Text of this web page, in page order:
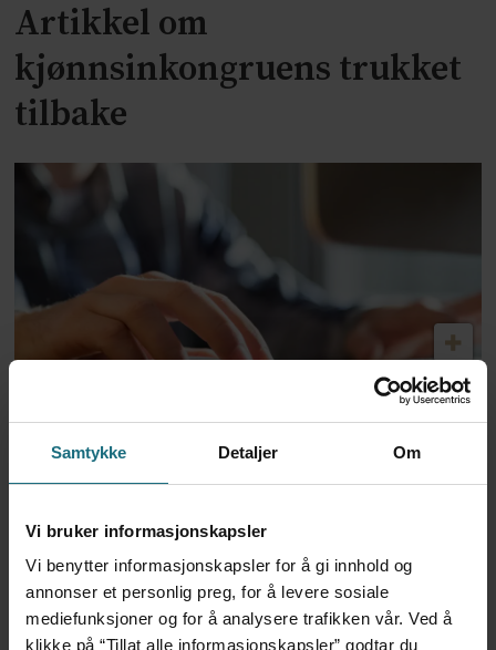
Samtykke Detaljer Om
Vi bruker informasjonskapsler
Vi benytter informasjonskapsler for å gi innhold og
annonser et personlig preg, for å levere sosiale
mediefunksjoner og for å analysere trafikken vår. Ved å
klikke på “Tillat alle informasjonskapsler” godtar du
Artikkel om
kjønnsinkongruens trukket
tilbake
Dansk politi vil fengsle lege
for utskrivning av store